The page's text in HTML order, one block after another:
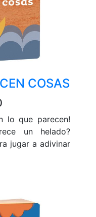
COSAS
lo que parecen!
un helado?
jugar a adivinar